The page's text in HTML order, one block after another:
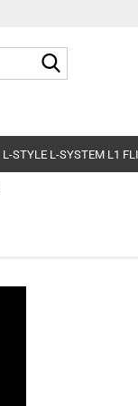
L-STYLE L-SYSTEM L1